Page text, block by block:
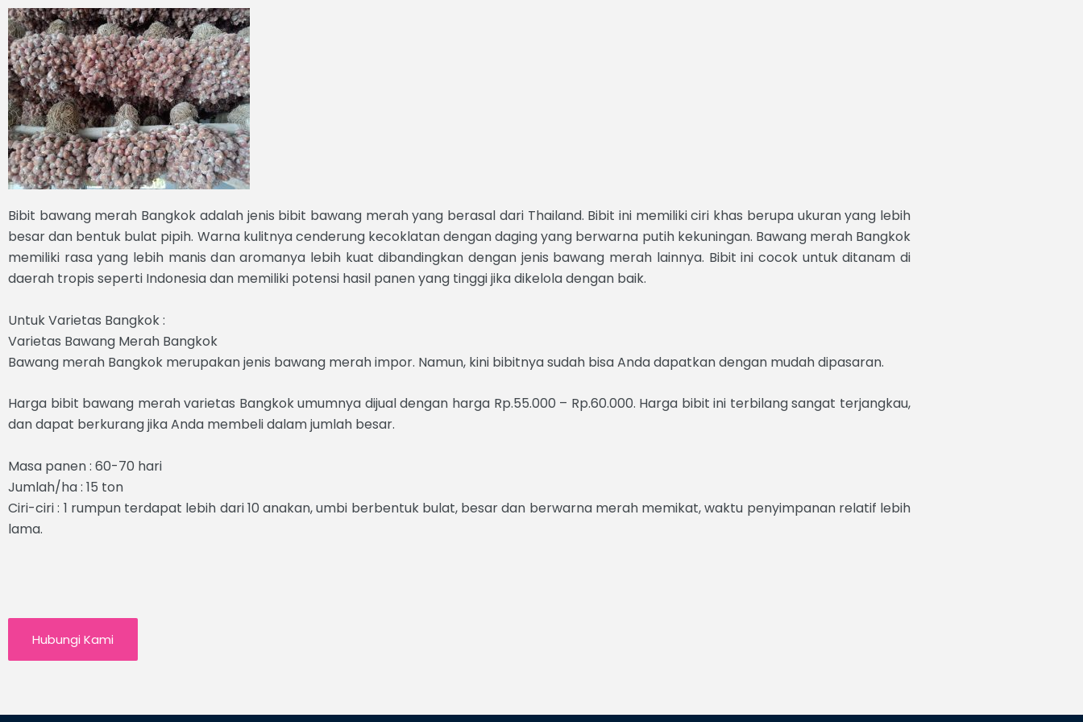
Lewati
ke
konten
Bibit bawang merah Bangkok adalah jenis bibit bawang merah yang berasal dari Thailand. Bibit ini memiliki ciri khas berupa ukuran yang lebih
besar dan bentuk bulat pipih. Warna kulitnya cenderung kecoklatan dengan daging yang berwarna putih kekuningan. Bawang merah Bangkok
memiliki rasa yang lebih manis dan aromanya lebih kuat dibandingkan dengan jenis bawang merah lainnya. Bibit ini cocok untuk ditanam di
daerah tropis seperti Indonesia dan memiliki potensi hasil panen yang tinggi jika dikelola dengan baik.
Untuk Varietas Bangkok :
Varietas Bawang Merah Bangkok
Bawang merah Bangkok merupakan jenis bawang merah impor. Namun, kini bibitnya sudah bisa Anda dapatkan dengan mudah dipasaran.
Harga bibit bawang merah varietas Bangkok umumnya dijual dengan harga Rp.55.000 – Rp.60.000. Harga bibit ini terbilang sangat terjangkau,
dan dapat berkurang jika Anda membeli dalam jumlah besar.
Masa panen : 60-70 hari
Jumlah/ha : 15 ton
Ciri-ciri : 1 rumpun terdapat lebih dari 10 anakan, umbi berbentuk bulat, besar dan berwarna merah memikat, waktu penyimpanan relatif lebih
lama.
Hubungi Kami